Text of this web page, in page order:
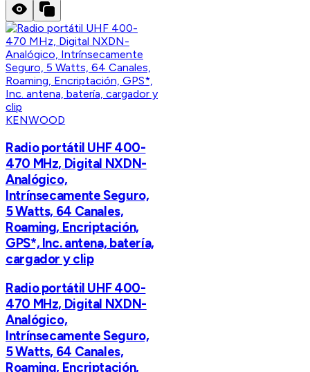
KENWOOD
Radio portátil UHF 400-
470 MHz, Digital NXDN-
Analógico,
Intrínsecamente Seguro,
5 Watts, 64 Canales,
Roaming, Encriptación,
GPS*, Inc. antena, batería,
cargador y clip
Radio portátil UHF 400-
470 MHz, Digital NXDN-
Analógico,
Intrínsecamente Seguro,
5 Watts, 64 Canales,
Roaming, Encriptación,